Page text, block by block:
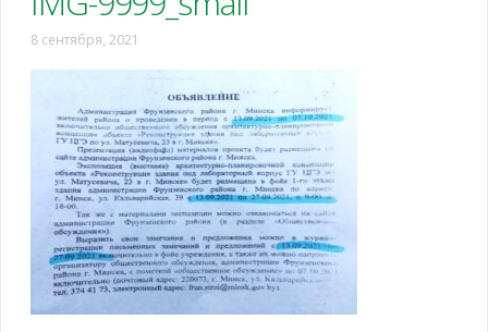
8 сентября, 2021